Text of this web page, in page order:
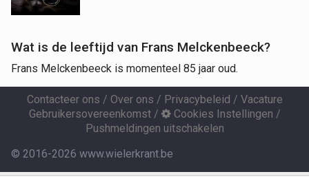
Wat is de leeftijd van Frans Melckenbeeck?
Frans Melckenbeeck is momenteel 85 jaar oud.
Contacteer ons / Over ons / Privacybeleid / Vacature
Gebruikersovereenkomst/ Cookies Instellingen /
Pushmeldingen uitschakelen
© 2016-2026 www.wielerkrant.be